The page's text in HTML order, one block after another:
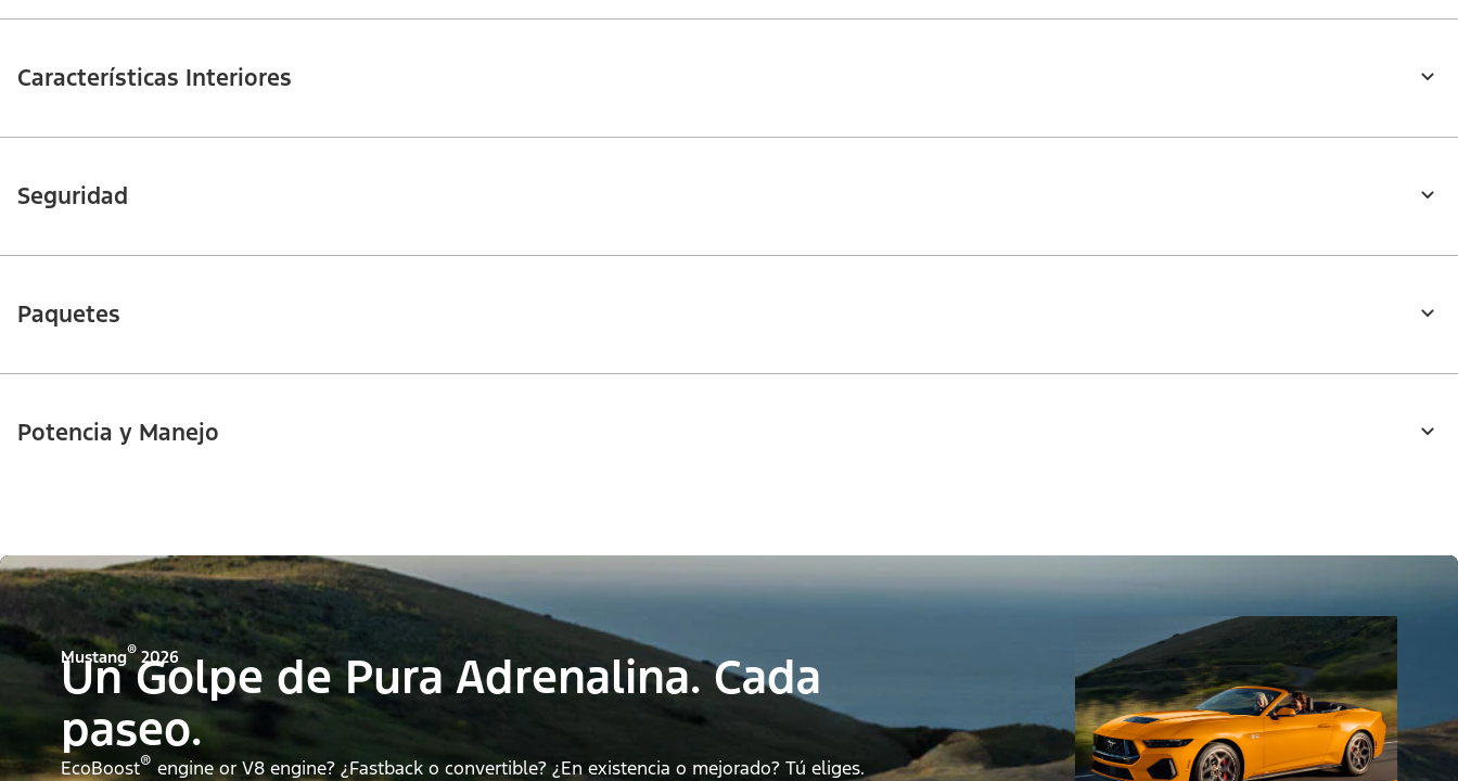
Características Interiores
Seguridad
Paquetes
Potencia y Manejo
Mustang®2026
Un Golpe de Pura Adrenalina. Cada
paseo.
EcoBoost® engine or V8 engine? ¿Fastback o convertible? ¿En existencia o mejorado? Tú eliges.